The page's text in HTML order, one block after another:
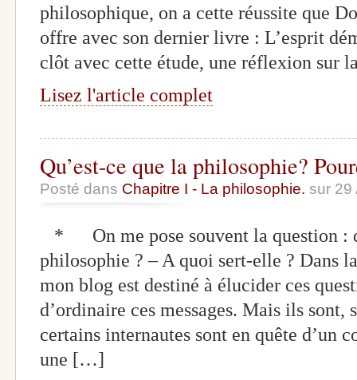
philosophique, on a cette réussite que
offre avec son dernier livre : L’esprit
clôt avec cette étude, une réflexion sur
Lisez l'article complet
Qu’est-ce que la philosophie?
Posté dans Chapitre I - La philosophie. sur 29
* On me pose souvent la question :
philosophie ? – A quoi sert-elle ? Dans
mon blog est destiné à élucider ces
d’ordinaire ces messages. Mais ils sont,
certains internautes sont en quête d’un
une […]